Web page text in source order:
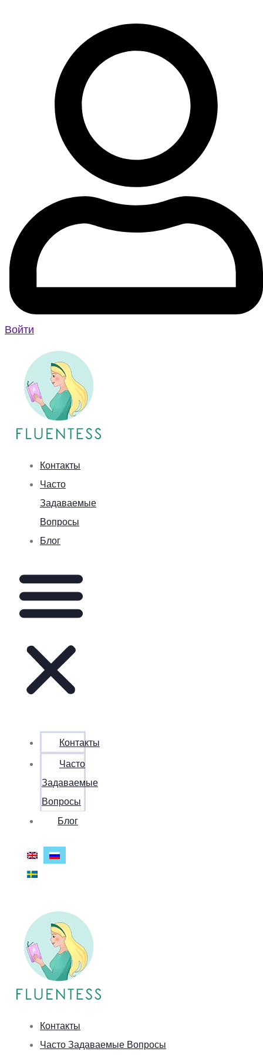
Войти
Контакты
Часто
Задаваемые
Вопросы
Блог
Контакты
Часто
Задаваемые
Вопросы
Блог
Контакты
Часто Задаваемые Вопросы